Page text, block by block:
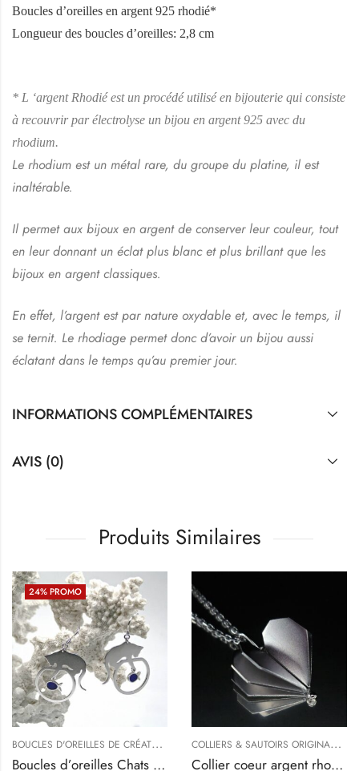
Boucles d’oreilles en argent 925 rhodié*
Longueur des boucles d’oreilles: 2,8 cm
* L ‘argent Rhodié est un procédé utilisé en bijouterie qui consiste
à recouvrir par électrolyse un bijou en argent 925 avec du
rhodium.
Le rhodium est un métal rare, du groupe du platine, il est
inaltérable.
Il permet aux bijoux en argent de conserver leur couleur, tout
en leur donnant un éclat plus blanc et plus brillant que les
bijoux en argent classiques.
En effet, l’argent est par nature oxydable et, avec le temps, il
se ternit. Le rhodiage permet donc d’avoir un bijou aussi
éclatant dans le temps qu’au premier jour.
INFORMATIONS COMPLÉMENTAIRES
AVIS (0)
Produits Similaires
,LES INDISPENSABLES (CRÉOLES, BAGUES FINES...),TYPES
24% PROMO
B
OUCLES D'OREILLES DE CRÉATEURS CHATS,TYPES DE BIJOUX
Boucles d’oreilles Chats – Félin pour l’autre
C
OLLIERS & SAUTOIRS ORIGINAUX
Collier coeur argent rhodié chaîne fine